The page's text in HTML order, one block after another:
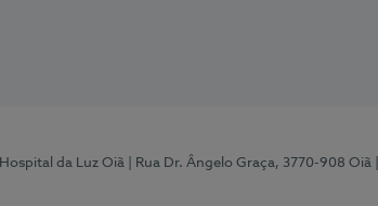
Hospital da Luz Oiã | Rua Dr. Ângelo Graça, 3770-908 Oiã